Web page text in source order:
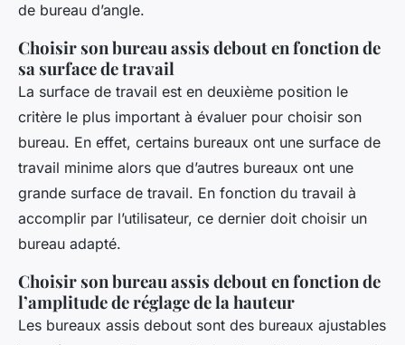
de bureau d’angle.
Choisir son bureau assis debout en fonction de
sa surface de travail
La surface de travail est en deuxième position le
critère le plus important à évaluer pour choisir son
bureau. En effet, certains bureaux ont une surface de
travail minime alors que d’autres bureaux ont une
grande surface de travail. En fonction du travail à
accomplir par l’utilisateur, ce dernier doit choisir un
bureau adapté.
Choisir son bureau assis debout en fonction de
l’amplitude de réglage de la hauteur
Les bureaux assis debout sont des bureaux ajustables